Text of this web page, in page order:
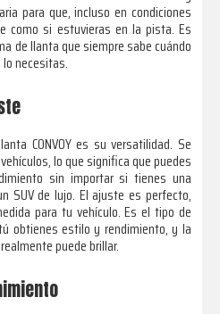
para que, incluso en condiciones
como si estuvieras en la pista. Es
de llanta que siempre sabe cuándo
necesitas.
CONVOY es su versatilidad. Se
lo que significa que puedes
sin importar si tienes una
SUV de lujo. El ajuste es perfecto,
para tu vehículo. Es el tipo de
obtienes estilo y rendimiento, y la
puede brillar.